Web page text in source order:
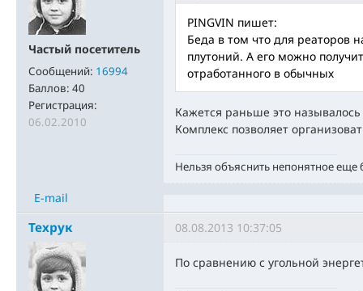
Частый посетитель
Сообщений: 16994
Баллов: 40
Регистрация:
06.02.2010
PINGVIN пишет:
Беда в том что для реаторов
плутоний. А его можно
отработанного в обычных
Кажется раньше это
Комплекс позволяет
Нельзя объяснить непонятное
E-mail
Техрук 08.08.2013 10:37:05
По сравнению с угольной